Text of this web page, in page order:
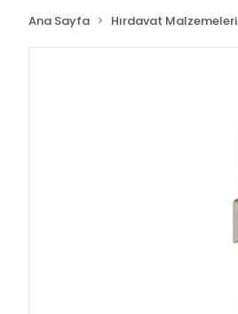
Ana Sayfa Hırdavat Malzemeleri